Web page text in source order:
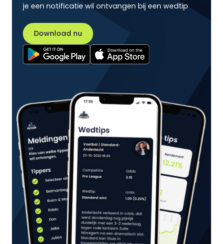
je een notificatie wil ontvangen bij een wedtip
Download nu